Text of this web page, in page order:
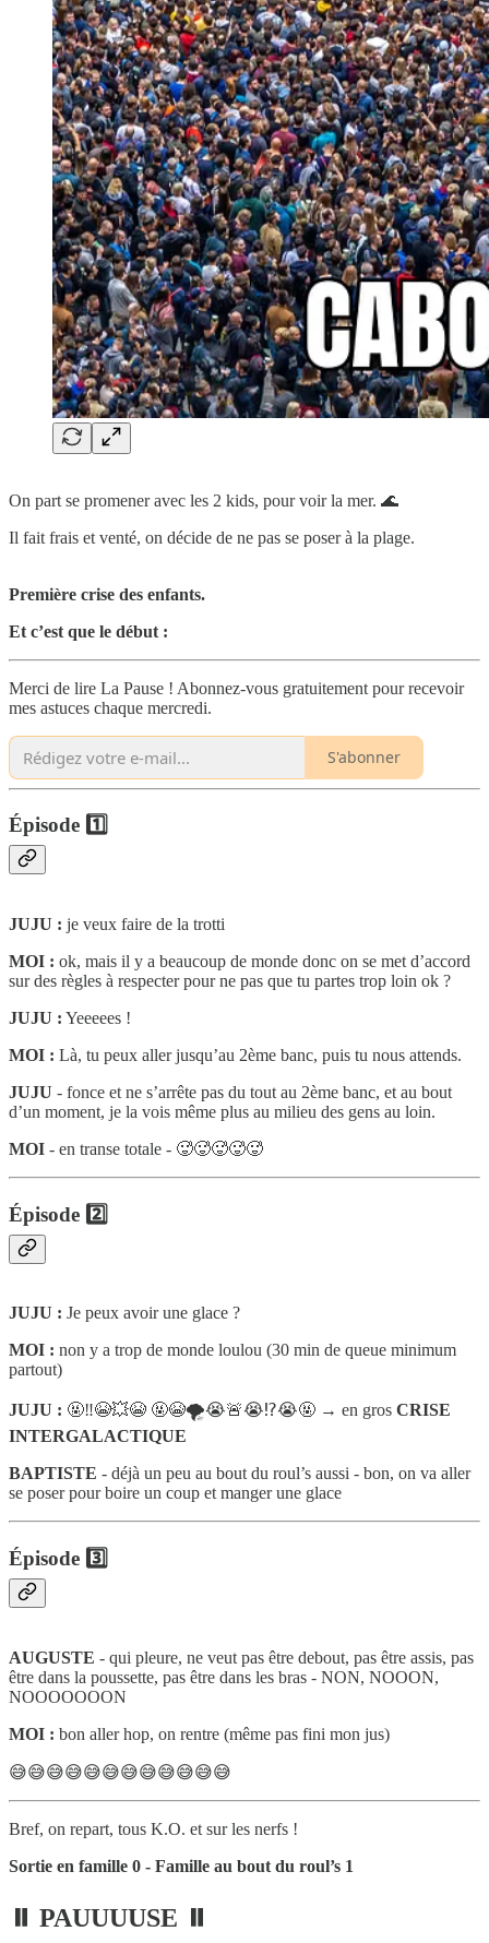
On part se promener avec les 2 kids, pour voir la mer. 🌊
Il fait frais et venté, on décide de ne pas se poser à la plage.
Première crise des enfants.
Et c’est que le début :
Merci de lire La Pause ! Abonnez-vous gratuitement pour recevoir
mes astuces chaque mercredi.
S'abonner
Épisode 1️⃣
JUJU : je veux faire de la trotti
MOI : ok, mais il y a beaucoup de monde donc on se met d’accord
sur des règles à respecter pour ne pas que tu partes trop loin ok ?
JUJU : Yeeeees !
MOI : Là, tu peux aller jusqu’au 2ème banc, puis tu nous attends.
JUJU - fonce et ne s’arrête pas du tout au 2ème banc, et au bout
d’un moment, je la vois même plus au milieu des gens au loin.
MOI - en transe totale - 🥵🥵🥵🥵🥵
Épisode 2️⃣
JUJU : Je peux avoir une glace ?
MOI : non y a trop de monde loulou (30 min de queue minimum
partout)
JUJU : 🤬‼️😭💥😭 🤬😭🌪😭🚨😭⁉️😭🤬 → en gros CRISE
INTERGALACTIQUE
BAPTISTE - déjà un peu au bout du roul’s aussi - bon, on va aller
se poser pour boire un coup et manger une glace
Épisode 3️⃣
AUGUSTE - qui pleure, ne veut pas être debout, pas être assis, pas
être dans la poussette, pas être dans les bras - NON, NOOON,
NOOOOOOON
MOI : bon aller hop, on rentre (même pas fini mon jus)
😅😅😅😅😅😅😅😅😅😅😅😅
Bref, on repart, tous K.O. et sur les nerfs !
Sortie en famille 0 - Famille au bout du roul’s 1
⏸ PAUUUUSE ⏸